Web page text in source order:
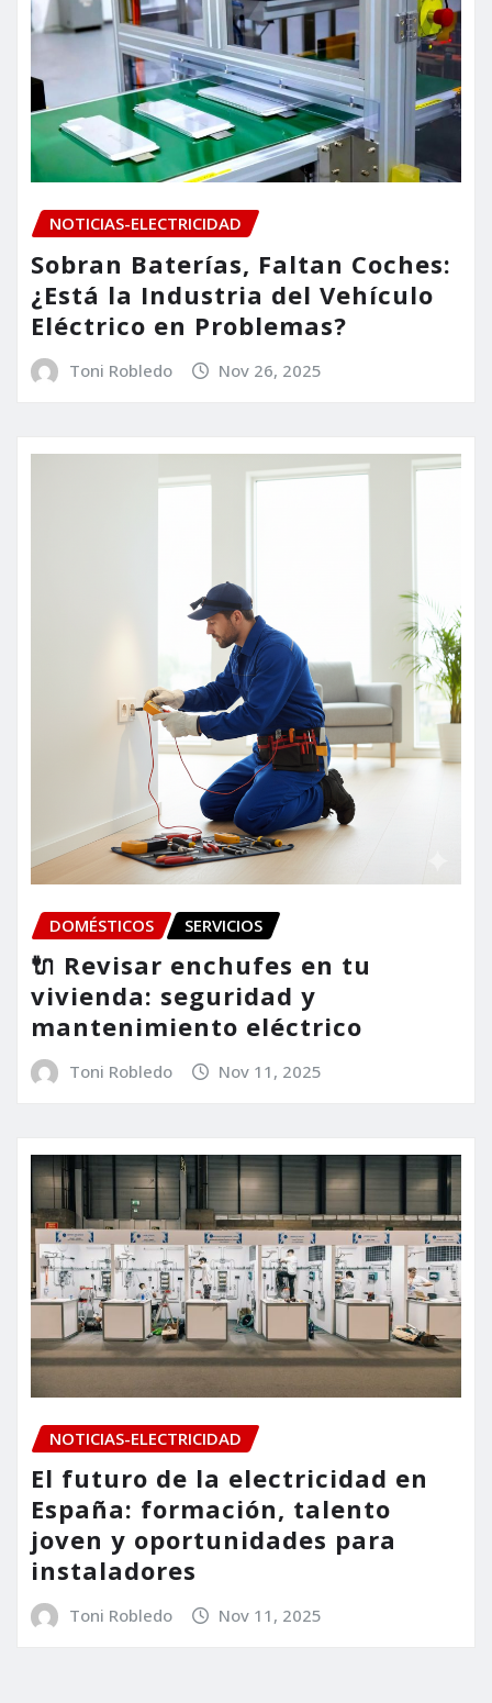
NOTICIAS-ELECTRICIDAD
Sobran Baterías, Faltan Coches:
¿Está la Industria del Vehículo
Eléctrico en Problemas?
Toni Robledo Nov 26, 2025
DOMÉSTICOS SERVICIOS
🔌 Revisar enchufes en tu
vivienda: seguridad y
mantenimiento eléctrico
Toni Robledo Nov 11, 2025
NOTICIAS-ELECTRICIDAD
El futuro de la electricidad en
España: formación, talento
joven y oportunidades para
instaladores
Toni Robledo Nov 11, 2025